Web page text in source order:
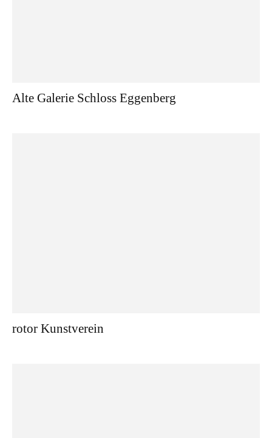
Alte Galerie Schloss Eggenberg
rotor Kunstverein